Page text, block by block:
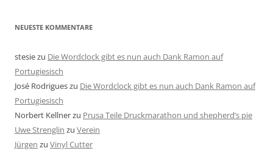
NEUESTE KOMMENTARE
stesiezu Die Wordclock gibt es nun auch Dank Ramon auf
Portugiesisch
José Rodrigueszu Die Wordclock gibt es nun auch Dank Ramon auf
Portugiesisch
Norbert Kellnerzu Prusa Teile Druckmarathon und shepherd’s pie
Uwe Strenglin zu Verein
Jürgen zu Vinyl Cutter